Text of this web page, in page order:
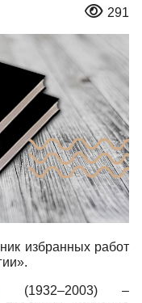
291
избранных работ
(1932–2003) –